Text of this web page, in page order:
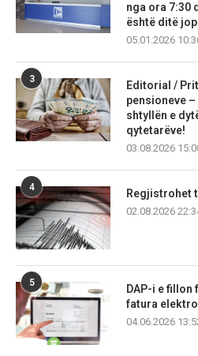
nga ora 7:30
është ditë
05.01.2026
3
Editorial /
pensioneve
shtyllën e
qytetarëve!
03.08.2026
4
Regjistrohet
02.08.2026
5
DAP-i e
fatura
04.06.2026